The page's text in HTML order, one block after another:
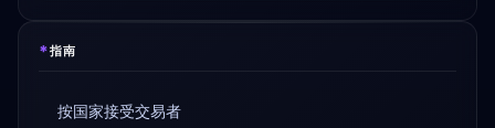
*指南
按国家接受交易者